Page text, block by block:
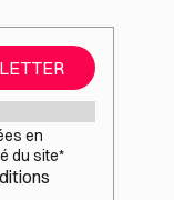
en
du site*